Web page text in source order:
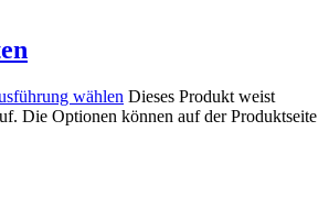
wählen Dieses Produkt weist
Die Optionen können auf der Produktseite